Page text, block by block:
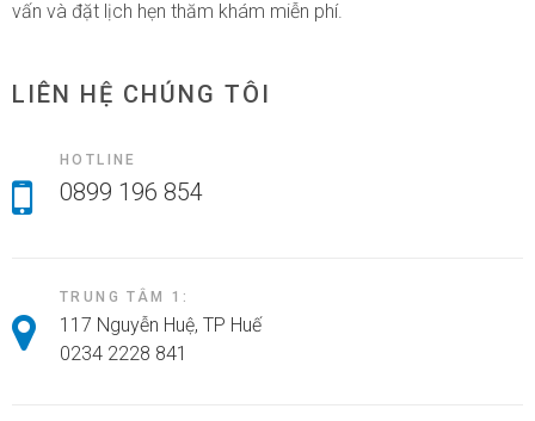
LIÊN HỆ CHÚNG TÔI
HOTLINE
0899 196 854
TRUNG TÂM 1:
117 Nguyễn Huệ, TP Huế
0234 2228 841
vấn và đặt lịch hẹn thăm khám miễn phí.